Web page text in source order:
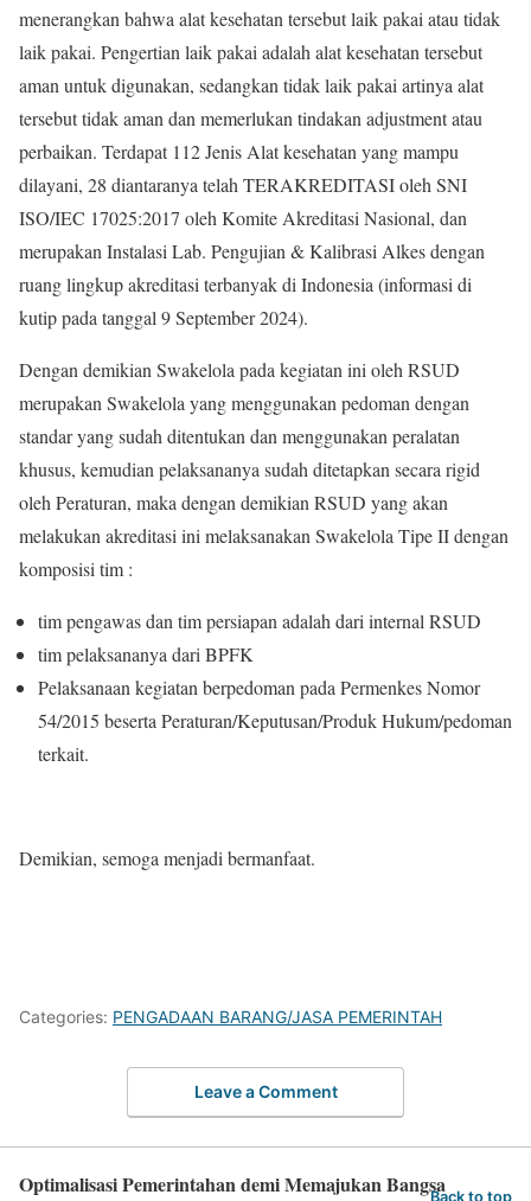
menerangkan bahwa alat kesehatan tersebut laik pakai atau tidak
laik pakai. Pengertian laik pakai adalah alat kesehatan tersebut
aman untuk digunakan, sedangkan tidak laik pakai artinya alat
tersebut tidak aman dan memerlukan tindakan adjustment atau
perbaikan. Terdapat 112 Jenis Alat kesehatan yang mampu
dilayani, 28 diantaranya telah TERAKREDITASI oleh SNI
ISO/IEC 17025:2017 oleh Komite Akreditasi Nasional, dan
merupakan Instalasi Lab. Pengujian & Kalibrasi Alkes dengan
ruang lingkup akreditasi terbanyak di Indonesia (informasi di
kutip pada tanggal 9 September 2024).
Dengan demikian Swakelola pada kegiatan ini oleh RSUD
merupakan Swakelola yang menggunakan pedoman dengan
standar yang sudah ditentukan dan menggunakan peralatan
khusus, kemudian pelaksananya sudah ditetapkan secara rigid
oleh Peraturan, maka dengan demikian RSUD yang akan
melakukan akreditasi ini melaksanakan Swakelola Tipe II dengan
komposisi tim :
tim pengawas dan tim persiapan adalah dari internal RSUD
tim pelaksananya dari BPFK
Pelaksanaan kegiatan berpedoman pada Permenkes Nomor
54/2015 beserta Peraturan/Keputusan/Produk Hukum/pedoman
terkait.
Demikian, semoga menjadi bermanfaat.
Categories: PENGADAAN BARANG/JASA PEMERINTAH
Leave a Comment
Optimalisasi Pemerintahan demi Memajukan BangsaBack to top